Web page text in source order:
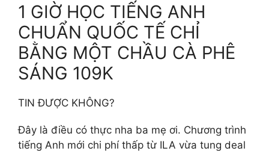
1 GIỜ HỌC TIẾNG ANH
CHUẨN QUỐC TẾ CHỈ
BẰNG MỘT CHẦU CÀ PHÊ
SÁNG 109K
TIN ĐƯỢC KHÔNG?
Đây là điều có thực nha ba mẹ ơi. Chương trình
tiếng Anh mới chi phí thấp từ ILA vừa tung deal